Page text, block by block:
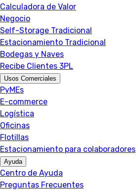
Calculadora de Valor
Negocio
Self-Storage Tradicional
Estacionamiento Tradicional
Bodegas y Naves
Recibe Clientes 3PL
Usos Comerciales
PyMEs
E-commerce
Logística
Oficinas
Flotillas
Estacionamiento para colaboradores
Ayuda
Centro de Ayuda
Preguntas Frecuentes